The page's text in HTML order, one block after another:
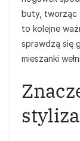
buty, tworząc
to kolejne
sprawdzą się
mieszanki